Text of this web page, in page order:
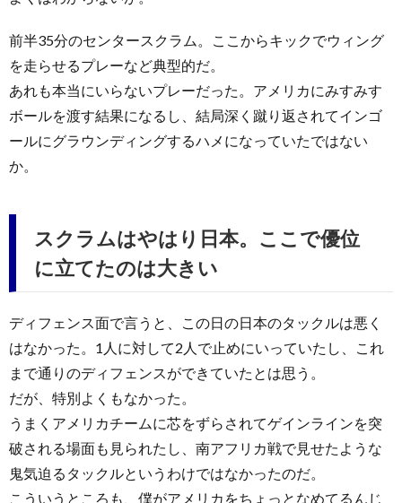
前半35分のセンタースクラム。ここからキックでウィング
を走らせるプレーなど典型的だ。
あれも本当にいらないプレーだった。アメリカにみすみす
ボールを渡す結果になるし、結局深く蹴り返されてインゴ
ールにグラウンディングするハメになっていたではない
か。
スクラムはやはり日本。ここで優位
に立てたのは大きい
ディフェンス面で言うと、この日の日本のタックルは悪く
はなかった。1人に対して2人で止めにいっていたし、これ
まで通りのディフェンスができていたとは思う。
だが、特別よくもなかった。
うまくアメリカチームに芯をずらされてゲインラインを突
破される場面も見られたし、南アフリカ戦で見せたような
鬼気迫るタックルというわけではなかったのだ。
こういうところも、僕がアメリカをちょっとなめてるんじ